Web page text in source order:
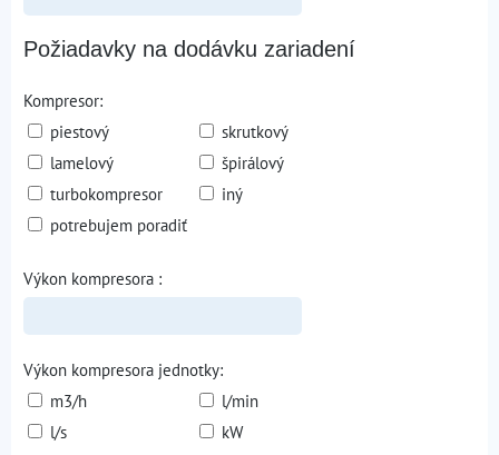
Požiadavky na dodávku zariadení
Kompresor:
piestový
skrutkový
lamelový
špirálový
turbokompresor
iný
potrebujem poradiť
Výkon kompresora :
Výkon kompresora jednotky:
m3/h
l/min
l/s
kW